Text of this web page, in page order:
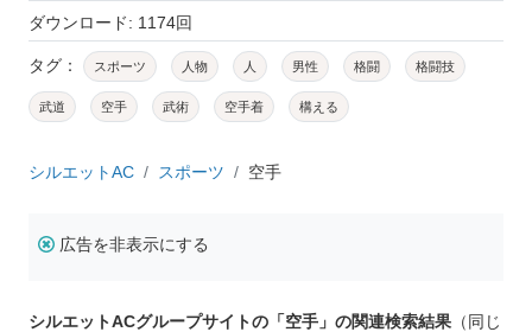
ダウンロード: 1174回
タグ： スポーツ 人物 人 男性 格闘 格闘技
武道 空手 武術 空手着 構える
シルエットAC スポーツ 空手
広告を非表示にする
シルエットACグループサイトの「空手」の関連検索結果 （同じ